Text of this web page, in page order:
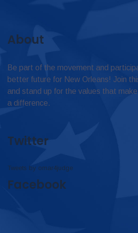
About
Be part of the movement and
better future for New Orleans! Join
and stand up for the values that
a difference.
Twitter
Tweets by omar4judge
Facebook